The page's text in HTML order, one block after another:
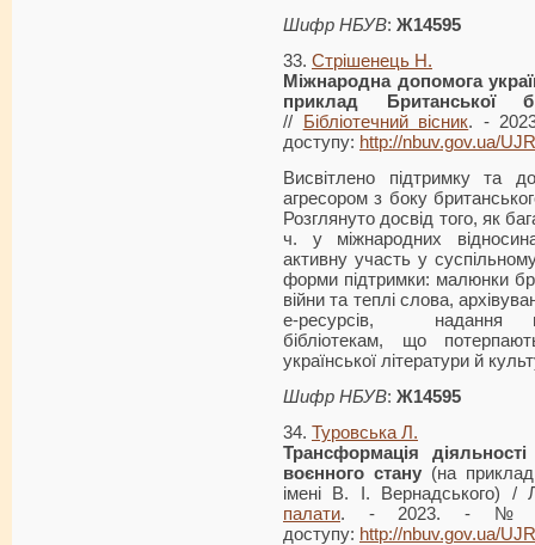
Шифр НБУВ: Ж14595
33. Стрішенець Н.
Міжнародна допомога
приклад Британської
//
Бібліотечний вісник. -
доступу: http://nbuv.gov.ua/
Висвітлено підтримку та
агресором з боку
Розглянуто досвід того, як
ч. у міжнародних
активну участь у
форми підтримки: малюнки
війни та теплі слова,
е-ресурсів, надання
бібліотекам, що
української літератури й
Шифр НБУВ: Ж14595
34. Туровська Л.
Трансформація
воєнного стану(на прикладі
імені В. І. Вернадського)
палати. - 2023. - №
доступу: http://nbuv.gov.ua/